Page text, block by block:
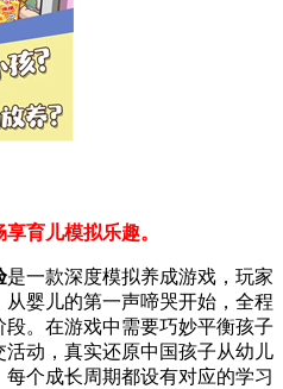
育儿模拟乐趣。
是一款深度模拟养成游戏，玩家
婴儿的第一声啼哭开始，全程
。在游戏中需要巧妙平衡孩子
动，真实还原中国孩子从幼儿
个成长周期都设有对应的学习